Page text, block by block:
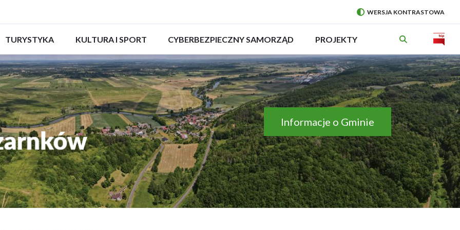
PRZEŁĄCZ
NA:
WERSJA KONTRASTOWA
ROZWIŃ
TURYSTYKA
ROZWIŃ
KULTURA I SPORT
ROZWIŃ
CYBERBEZPIECZNY SAMORZĄD
ROZWIŃ
PROJEKTY
Will
open
in
new
Informacje o Gminie